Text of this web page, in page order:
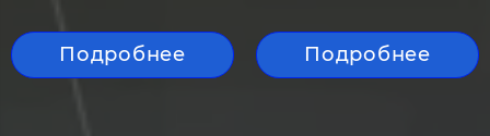
Подробнее Подробнее